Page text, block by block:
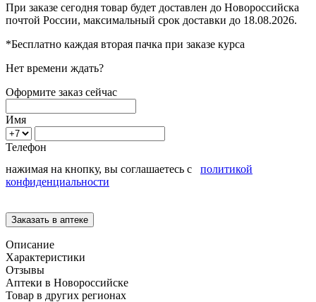
При заказе сегодня товар будет доставлен до Новороссийска
почтой России, максимальный срок доставки до 18.08.2026.
*Бесплатно каждая вторая пачка при заказе курса
Нет времени ждать?
Оформите заказ сейчас
Имя
Телефон
нажимая на кнопку, вы соглашаетесь с политикой
конфиденциальности
Описание
Характеристики
Отзывы
Аптеки в Новороссийске
Товар в других регионах